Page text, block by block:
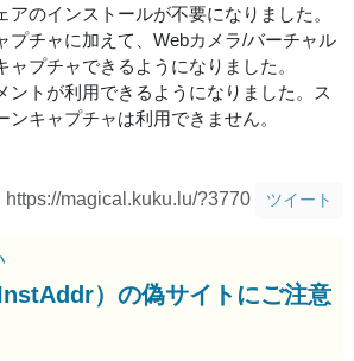
アのインストールが不要になりました。
プチャに加えて、Webカメラ/バーチャル
ャプチャできるようになりました。
ントが利用できるようになりました。ス
ンキャプチャは利用できません。
https://magical.kuku.lu/?3770 ツイート
）の偽サイトにご注意